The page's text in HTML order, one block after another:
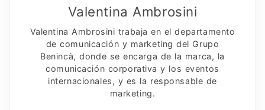
Valentina Ambrosini
Valentina Ambrosini trabaja en el departamento
de comunicación y marketing del Grupo
Benincà, donde se encarga de la marca, la
comunicación corporativa y los eventos
internacionales, y es la responsable de
marketing.